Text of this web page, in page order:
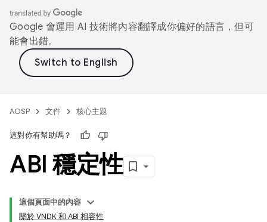
Google 會運用 AI 技術將內容翻譯成你偏好的語言，但可
能會出錯。
AOSP 文件 核心主題
這對你有幫助嗎？
ABI 穩定性
這個頁面中的內容
關於 VNDK 和 ABI 相容性